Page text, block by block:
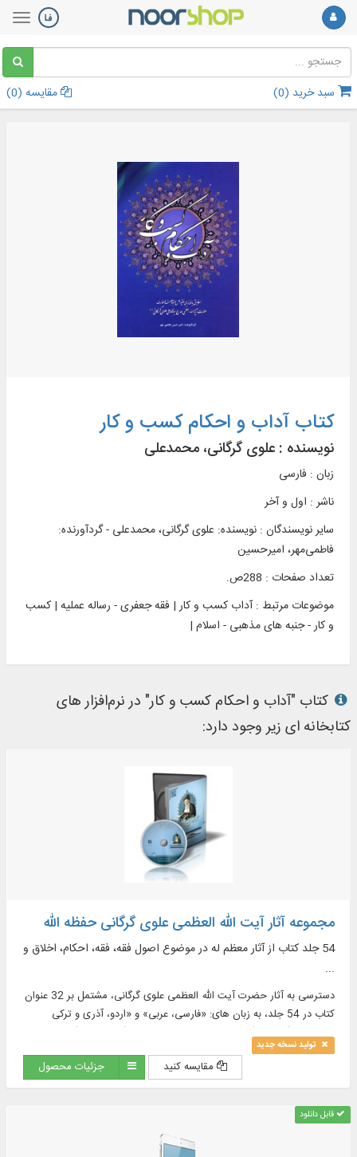
سبد خرید (0
) مقایسه (0
)
کتاب آداب و احکام کسب و کار
نویسنده : علوی گرگانی، محمدعلی
زبان : فارسی
ناشر : اول و آخر
سایر نویسندگان : نویسنده: علوی گرگانی، محمدعلی - گردآورنده:
فاطمی‌مهر، امیرحسین
تعداد صفحات : 288ص.
موضوعات مرتبط :آداب کسب و کار | فقه جعفری - رساله عملیه | کسب
و کار - جنبه های مذهبی - اسلام |
کتاب "آداب و احکام کسب و کار" در نرم‌افزار های
کتابخانه ای زیر وجود دارد:
مجموعه آثار آیت الله العظمی علوی گرگانی حفظه الله
54 جلد کتاب از آثار معظم له در موضوع اصول فقه، فقه، احکام، اخلاق و
...
دسترسی به آثار حضرت آیت الله العظمی علوی گرگانی، مشتمل بر 32 عنوان
کتاب در 54 جلد، به زبان های: «فارسی، عربی» و «اردو، آذری و ترکی
استانبولی (تصویری)»، در موضوعات: حضرت زهرا (عليها السلام)، اصول فقه
و ...تولید نسخه جدید
مقایسه کنید جزئیات محصول
قابل دانلود